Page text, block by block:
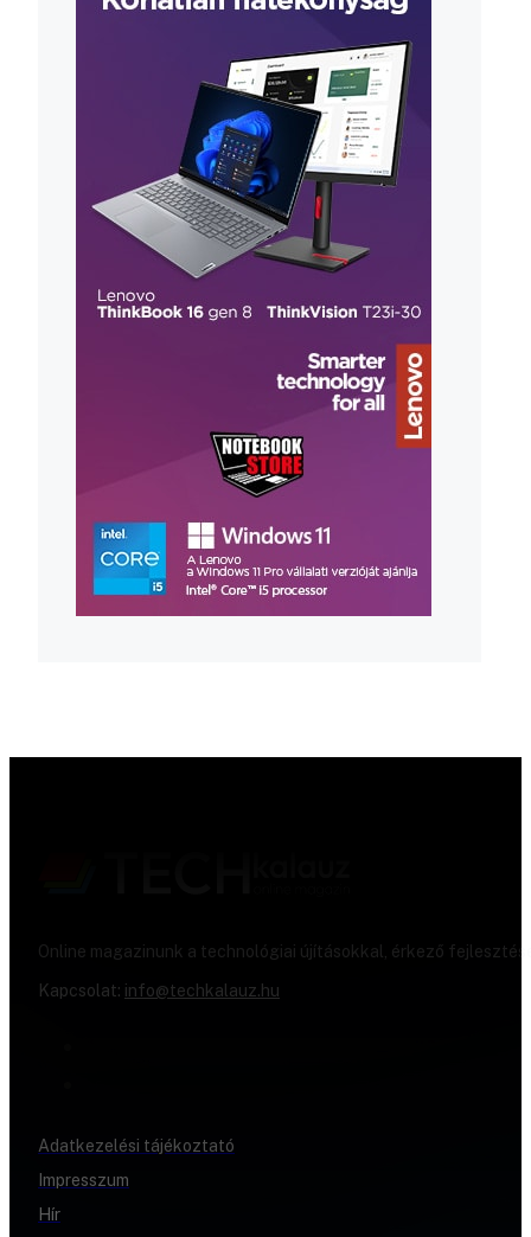
Online magazinunk a technológiai újításokkal, érkező
Kapcsolat: info@techkalauz.hu
Adatkezelési tájékoztató
Impresszum
Hír